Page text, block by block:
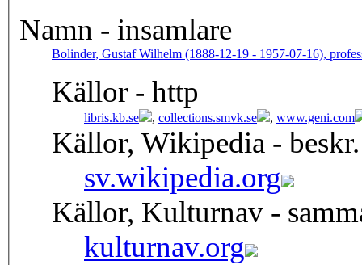
Namn - insamlare
Bolinder, Gustaf Wilhelm (1888-12-19 - 1957-07-16),
Källor - http
libris.kb.se , collections.smvk.se , www.geni.com
Källor, Wikipedia -
sv.wikipedia.org
Källor, Kulturnav -
kulturnav.org